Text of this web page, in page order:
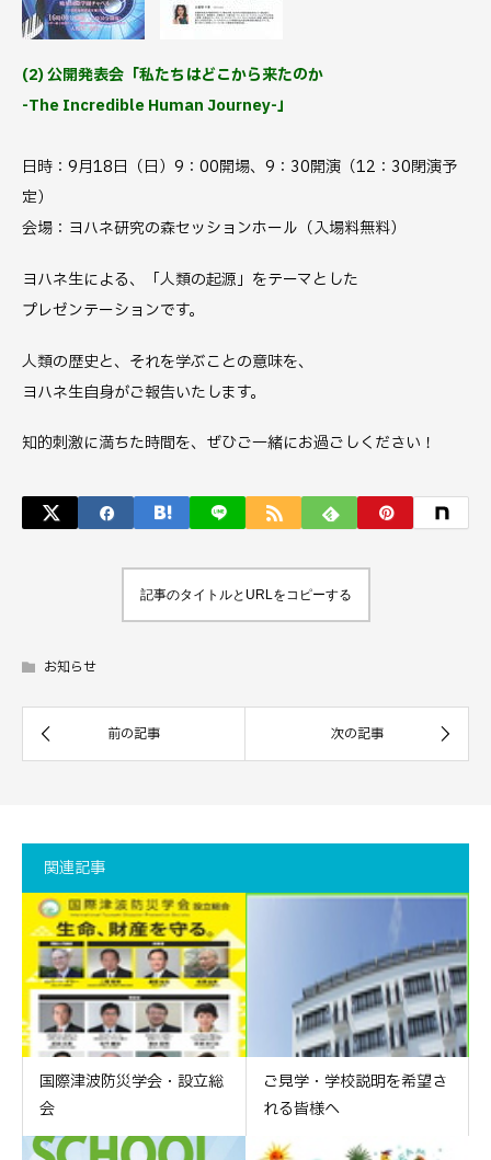
(2) 公開発表会「私たちはどこから来たのか
-The Incredible Human Journey-」
日時：9月18日（日）9：00開場、9：30開演（12：30閉演予
定）
会場：ヨハネ研究の森セッションホール（入場料無料）
ヨハネ生による、「人類の起源」をテーマとした
プレゼンテーションです。
人類の歴史と、それを学ぶことの意味を、
ヨハネ生自身がご報告いたします。
知的刺激に満ちた時間を、ぜひご一緒にお過ごしください！
記事のタイトルとURLをコピーする
お知らせ
関連記事
国際津波防災学会・設立総
会
ご見学・学校説明を希望さ
れる皆様へ